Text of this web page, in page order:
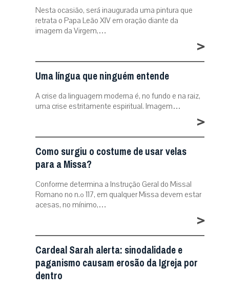
Nesta ocasião, será inaugurada uma pintura que
retrata o Papa Leão XIV em oração diante da
imagem da Virgem,…
>
Uma língua que ninguém entende
A crise da linguagem moderna é, no fundo e na raiz,
uma crise estritamente espiritual. Imagem…
>
Como surgiu o costume de usar velas
para a Missa?
Conforme determina a Instrução Geral do Missal
Romano no n.º 117, em qualquer Missa devem estar
acesas, no mínimo,…
>
Cardeal Sarah alerta: sinodalidade e
paganismo causam erosão da Igreja por
dentro